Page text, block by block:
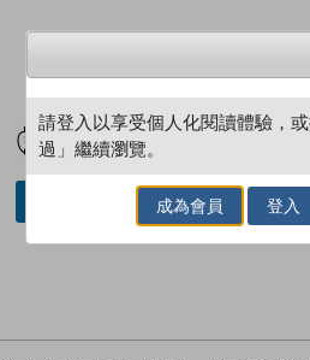
試閲 加入
借閱實體書
請登入以享受個人化閱讀體驗，
過」繼續瀏覽。
成為會員 登入